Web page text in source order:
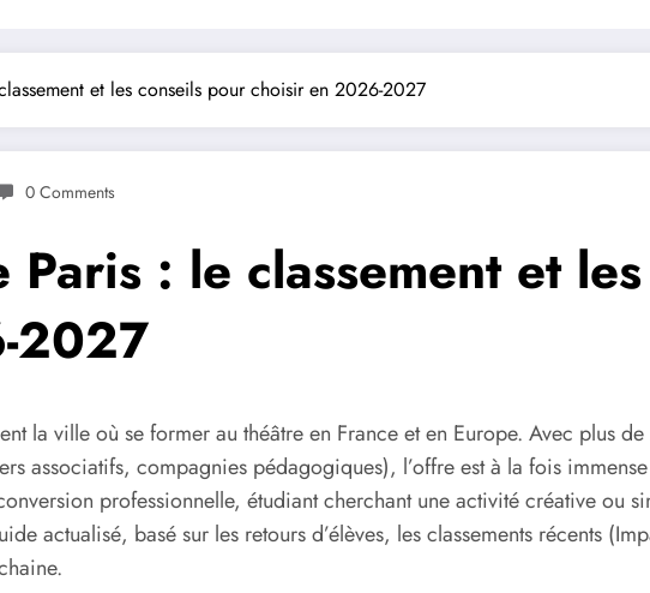
et les conseils pour choisir en 2026-2027
0 Comments
Paris : le classement et
2027
la ville où se former au théâtre en France et en Europe. Avec plus
associatifs, compagnies pédagogiques), l’offre est à la fois
professionnelle, étudiant cherchant une activité créative ou
actualisé, basé sur les retours d’élèves, les classements récents